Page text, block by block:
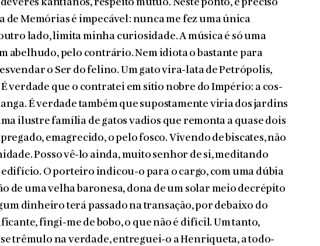
deveres kantianos, respeito mútuo. Neste ponto, é preciso
de Memórias é impecável: nunca me fez uma única
lado, limita minha curiosidade. A música é só uma
abelhudo, pelo contrário. Nem idiota o bastante para
o Ser do felino. Um gato vira-lata de Petrópolis,
verdade que o contratei em sítio nobre do Império: a cos­
É verdade também que supostamente viria dos jardins
ilustre família de gatos vadios que remonta a quase dois
emagrecido, o pelo fosco. Vivendo de biscates, não
Posso vê-lo ainda, muito senhor de si, meditando
edifício. O porteiro indicou-o para o cargo, com uma dúbia
de uma velha baronesa, dona de um solar meio decrépito
dinheiro terá passado na transação, por debaixo do
fingi-me de bobo, o que não é difícil. Um tanto,
trêmulo na verdade, entreguei-o a Henriqueta, a todo-